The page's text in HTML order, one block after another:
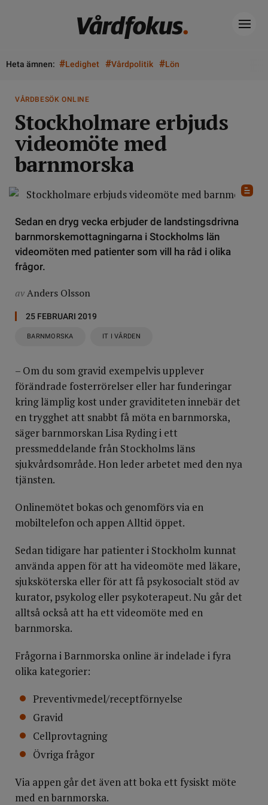
Heta ämnen: #Ledighet #Vårdpolitik #Lön
VÅRDBESÖK ONLINE
Stockholmare erbjuds
videomöte med
barnmorska
Sedan en dryg vecka erbjuder de landstingsdrivna
barnmorskemottagningarna i Stockholms län
videomöten med patienter som vill ha råd i olika
frågor.
avAnders Olsson
25 FEBRUARI 2019
BARNMORSKA IT I VÅRDEN
– Om du som gravid exempelvis upplever
förändrade fosterrörelser eller har funderingar
kring lämplig kost under graviditeten innebär det
en trygghet att snabbt få möta en barnmorska,
säger barnmorskan Lisa Ryding i ett
pressmeddelande från Stockholms läns
sjukvårdsområde. Hon leder arbetet med den nya
tjänsten.
Onlinemötet bokas och genomförs via en
mobiltelefon och appen Alltid öppet.
Sedan tidigare har patienter i Stockholm kunnat
använda appen för att ha videomöte med läkare,
sjuksköterska eller för att få psykosocialt stöd av
kurator, psykolog eller psykoterapeut. Nu går det
alltså också att ha ett videomöte med en
barnmorska.
Frågorna i Barnmorska online är indelade i fyra
olika kategorier:
Preventivmedel/receptförnyelse
Gravid
Cellprovtagning
Övriga frågor
Via appen går det även att boka ett fysiskt möte
med en barnmorska.